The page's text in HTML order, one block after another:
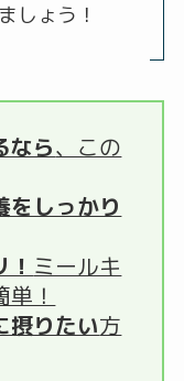
しょう！
なら、この
をしっかり
ミールキ
！
摂りたい方